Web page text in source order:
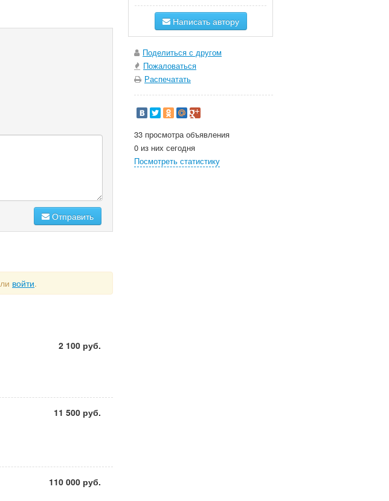
Отправить
войти.
2 100 руб.
11 500 руб.
110 000 руб.
Написать автору
Поделиться с другом
Пожаловаться
Распечатать
33 просмотра объявления
0 из них сегодня
Посмотреть статистику